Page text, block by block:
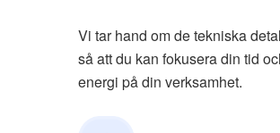
Vi tar hand om de tekniska
så att du kan fokusera din tid
energi på din verksamhet.